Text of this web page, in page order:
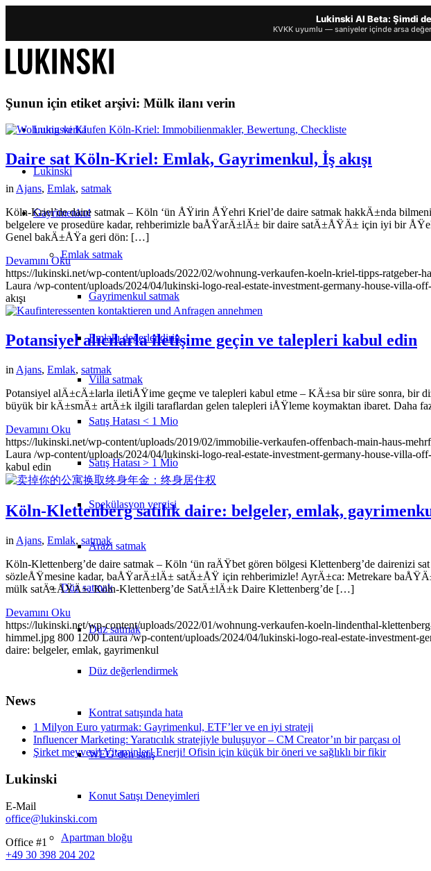
Lukinski AI Beta: Şimdi
KVKK uyumlu — saniyeler içinde arsa
Lukinski KI
Lukinski
Gayrimenkul
Emlak satmak
Gayrimenkul satmak
Emlakı değerlendirin
Villa satmak
Satış Hatası < 1 Mio
Satış Hatası > 1 Mio
Spekülasyon vergisi
Arazi satmak
Düzsatmak
Düz satmak
Düz değerlendirmek
Kontrat satışında hata
WEG’den satış
Konut Satışı Deneyimleri
Apartman bloğu
Şunun için etiket arşivi: Mülk ilanı verin
Daire sat Köln-Kriel: Emlak, Gayrimenkul, İş akışı
in Ajans, Emlak, satmak
Köln-Kriel’de daire satmak – Köln ‘ün ÅŸirin ÅŸehri Kriel’de daire satmak hakkÄ±nda
belgelere ve prosedüre kadar, rehberimizle baÅŸarÄ±lÄ± bir daire satÄ±ÅŸÄ± için iyi bir
Genel bakÄ±ÅŸa geri dön: […]
Devamını Oku
https://lukinski.net/wp-content/uploads/2022/02/wohnung-verkaufen-koeln-kriel-tipps-
Laura /wp-content/uploads/2024/04/lukinski-logo-real-estate-investment-germany-house-villa-
akışı
Potansiyel alıcılarla iletişime geçin ve talepleri kabul edin
in Ajans, Emlak, satmak
Potansiyel alÄ±cÄ±larla iletiÅŸime geçme ve talepleri kabul etme – KÄ±sa bir süre sonra, bir
büyük bir kÄ±smÄ± artÄ±k ilgili taraflardan gelen talepleri iÅŸleme koymaktan ibaret.
Devamını Oku
https://lukinski.net/wp-content/uploads/2019/02/immobilie-verkaufen-offenbach-main-haus-
Laura /wp-content/uploads/2024/04/lukinski-logo-real-estate-investment-germany-house-villa-
kabul edin
Köln-Klettenberg satılık daire: belgeler, emlak,
in Ajans, Emlak, satmak
Köln-Klettenberg’de daire satmak – Köln ‘ün raÄŸbet gören bölgesi Klettenberg’de dairenizi
sözleÅŸmesine kadar, baÅŸarÄ±lÄ± satÄ±ÅŸ için rehberimizle! AyrÄ±ca: Metrekare
mülk satÄ±ÅŸÄ±. Köln-Klettenberg’de SatÄ±lÄ±k Daire Klettenberg’de […]
Devamını Oku
https://lukinski.net/wp-content/uploads/2022/01/wohnung-verkaufen-koeln-lindenthal-
himmel.jpg 800 1200 Laura /wp-content/uploads/2024/04/lukinski-logo-real-estate-investment-
daire: belgeler, emlak, gayrimenkul
News
1 Milyon Euro yatırmak: Gayrimenkul, ETF’ler ve en iyi strateji
Influencer Marketing: Yaratıcılık stratejiyle buluşuyor – CM Creator’ın bir parçası ol
Şirket meyvesi! Vitaminler! Enerji! Ofisin için küçük bir öneri ve sağlıklı bir fikir
Lukinski
E-Mail
office@lukinski.com
Office #1
+49 30 398 204 202